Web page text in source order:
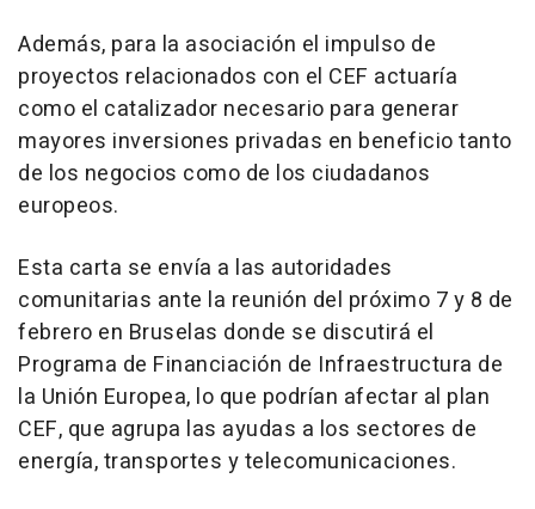
Además, para la asociación el impulso de
proyectos relacionados con el CEF actuaría
como el catalizador necesario para generar
mayores inversiones privadas en beneficio tanto
de los negocios como de los ciudadanos
europeos.
Esta carta se envía a las autoridades
comunitarias ante la reunión del próximo 7 y 8 de
febrero en Bruselas donde se discutirá el
Programa de Financiación de Infraestructura de
la Unión Europea, lo que podrían afectar al plan
CEF, que agrupa las ayudas a los sectores de
energía, transportes y telecomunicaciones.